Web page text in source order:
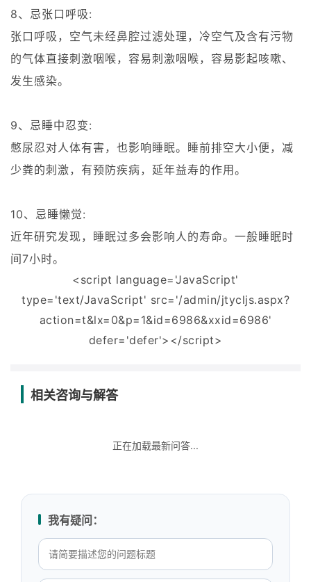
8、忌张口呼吸:
张口呼吸，空气未经鼻腔过滤处理，冷空气及含有污物
的气体直接刺激咽喉，容易刺激咽喉，容易影起咳嗽、
发生感染。
9、忌睡中忍变:
憋尿忍对人体有害，也影响睡眠。睡前排空大小便，减
少粪的刺激，有预防疾病，延年益寿的作用。
10、忌睡懒觉:
近年研究发现，睡眠过多会影响人的寿命。一般睡眠时
间7小时。
<script language='JavaScript'
type='text/JavaScript' src='/admin/jtycljs.aspx?
action=t&lx=0&p=1&id=6986&xxid=6986'
defer='defer'></script>
相关咨询与解答
正在加载最新问答...
我有疑问：